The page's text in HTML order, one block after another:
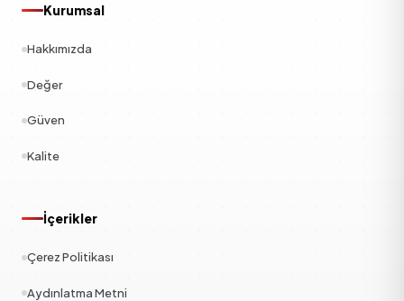
Kurumsal
Hakkımızda
Değer
Güven
Kalite
İçerikler
Çerez Politikası
Aydınlatma Metni